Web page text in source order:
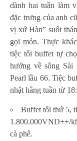
dành hai tuần làm
đặc trưng của anh
vị xứ Hàn” suốt
gọi món. Thực
tiệc tối buffet tự
hướng về sông Sài
Pearl lầu 66. Tiệc
nhật hằng tuần từ
Buffet tối thứ 5,
1.800.000VND++/
cà phê.